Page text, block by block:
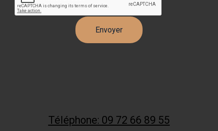
Téléphone: 09 72 66 89 55